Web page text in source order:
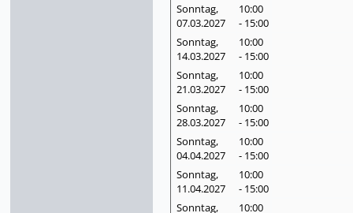
Sonntag,
07.03.2027
10:00
- 15:00
Sonntag,
14.03.2027
10:00
- 15:00
Sonntag,
21.03.2027
10:00
- 15:00
Sonntag,
28.03.2027
10:00
- 15:00
Sonntag,
04.04.2027
10:00
- 15:00
Sonntag,
11.04.2027
10:00
- 15:00
Sonntag,
10:00